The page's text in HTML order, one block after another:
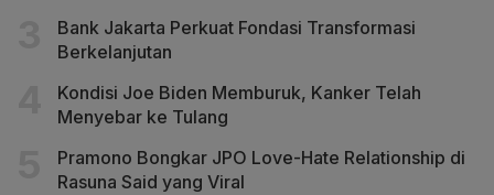
Bank Jakarta Perkuat Fondasi Transformasi
Berkelanjutan
Kondisi Joe Biden Memburuk, Kanker Telah
Menyebar ke Tulang
Pramono Bongkar JPO Love-Hate Relationship di
Rasuna Said yang Viral